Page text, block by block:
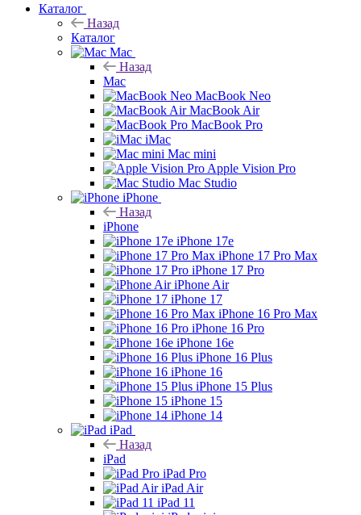
Каталог
Назад
Каталог
Mac
Назад
Mac
MacBook Neo
MacBook Air
MacBook Pro
iMac
Mac mini
Apple Vision Pro
Mac Studio
iPhone
Назад
iPhone
iPhone 17e
iPhone 17 Pro Max
iPhone 17 Pro
iPhone Air
iPhone 17
iPhone 16 Pro Max
iPhone 16 Pro
iPhone 16e
iPhone 16 Plus
iPhone 16
iPhone 15 Plus
iPhone 15
iPhone 14
iPad
Назад
iPad
iPad Pro
iPad Air
iPad 11